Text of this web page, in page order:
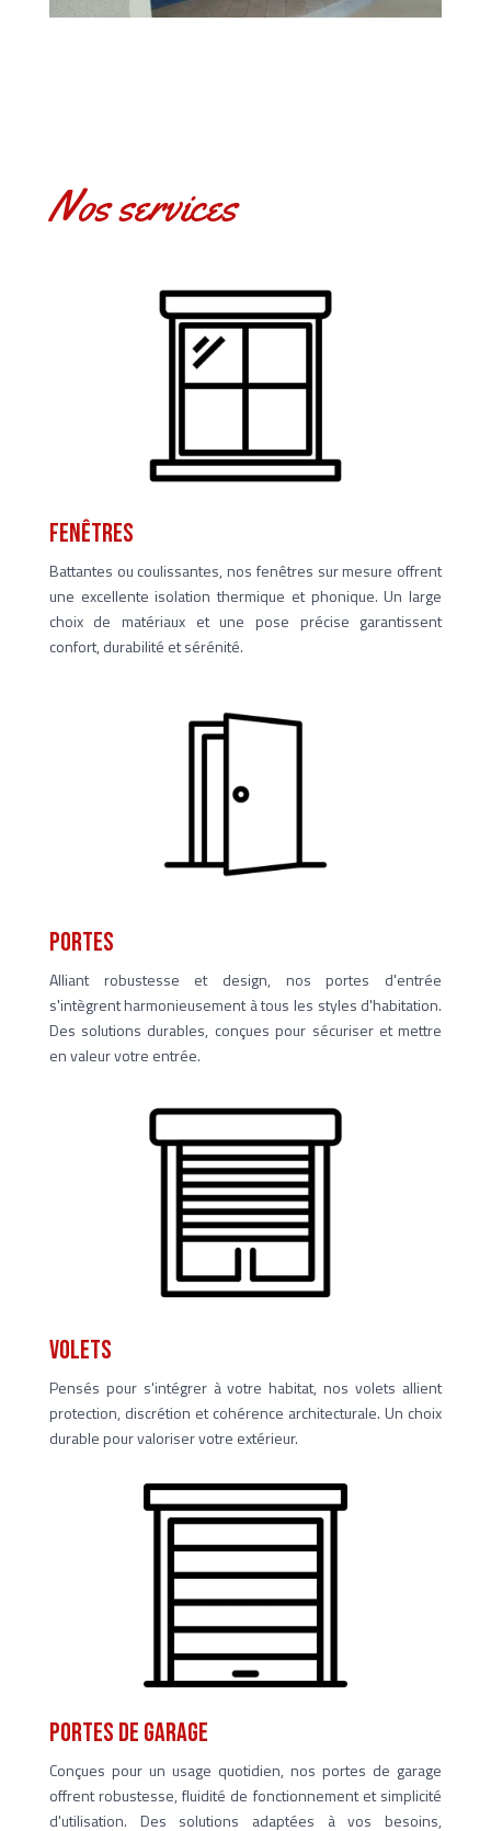
Nos services
Fenêtres
Battantes ou coulissantes, nos fenêtres sur mesure offrent
une excellente isolation thermique et phonique. Un large
choix de matériaux et une pose précise garantissent
confort, durabilité et sérénité.
PORTES
Alliant robustesse et design, nos portes d'entrée
s'intègrent harmonieusement à tous les styles d'habitation.
Des solutions durables, conçues pour sécuriser et mettre
en valeur votre entrée.
Volets
Pensés pour s'intégrer à votre habitat, nos volets allient
protection, discrétion et cohérence architecturale. Un choix
durable pour valoriser votre extérieur.
portes de garage
Conçues pour un usage quotidien, nos portes de garage
offrent robustesse, fluidité de fonctionnement et simplicité
d'utilisation. Des solutions adaptées à vos besoins,